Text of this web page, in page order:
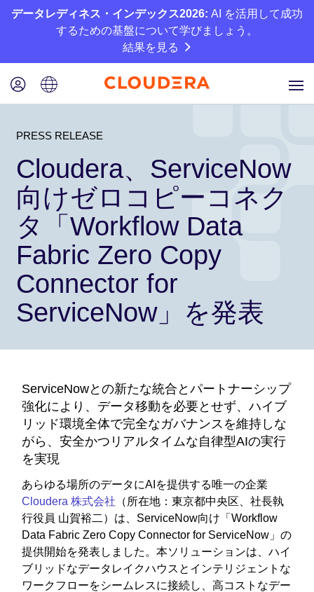
データレディネス・インデックス2026: AI を活用して成功
するための基盤について学びましょう。
結果を見る
PRESS RELEASE
Cloudera、ServiceNow
向けゼロコピーコネク
タ「Workflow Data
Fabric Zero Copy
Connector for
ServiceNow」を発表
ServiceNowとの新たな統合とパートナーシップ
強化により、データ移動を必要とせず、ハイブ
リッド環境全体で完全なガバナンスを維持しな
がら、安全かつリアルタイムな自律型AIの実行
を実現
あらゆる場所のデータにAIを提供する唯一の企業
Cloudera 株式会社 （所在地：東京都中央区、社長執
行役員 山賀裕二）は、ServiceNow向け「Workflow
Data Fabric Zero Copy Connector for ServiceNow」の
提供開始を発表しました。本ソリューションは、ハイ
ブリッドなデータレイクハウスとインテリジェントな
ワークフローをシームレスに接続し、高コストなデー